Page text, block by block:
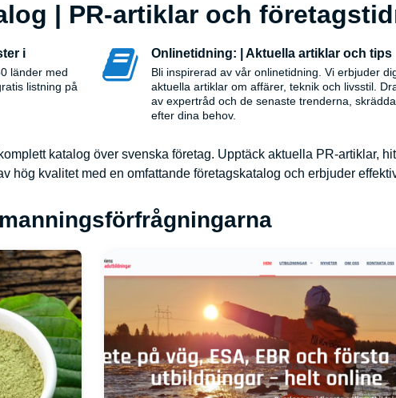
| PR-artiklar och
i
länder med
listning på
Onlinetidning: | Aktuella artiklar och tips
Bli inspirerad av vår onlinetidning. Vi erbjuder
aktuella artiklar om affärer, teknik och livsstil.
av expertråd och de senaste trenderna,
efter dina behov.
katalog över svenska företag. Upptäck aktuella PR-artiklar,
hög kvalitet med en omfattande företagskatalog och erbjuder